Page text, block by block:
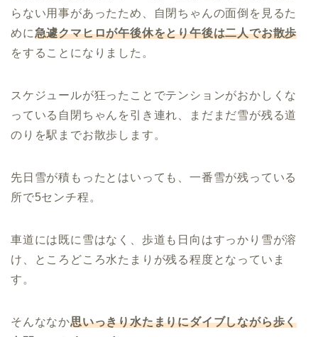
らない用事があったため、自閉ちゃんの面倒を見るた
めに急遽クマヒロが午後休をとり午後は二人でお散歩
をすることになりました。
スケジュールが狂ったことでテンションがおかしくな
っている自閉ちゃんを引き連れ、まだまだ雪が残る道
のりを駅までお散歩します。
先日雪が積もったとはいっても、一番雪が残っている
所で5センチ程。
車道には既に雪はなく、歩道も日向はすっかり雪が溶
け、ところどころ水たまりが残る程度となっていま
す。
そんななか思いっきり水たまりにダイブしながら歩く